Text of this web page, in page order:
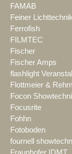
FAMAB
Feiner Lichttechnik
Ferrofish
FILMTEC
Fischer
Fischer Amps
flashlight
Flottmeier &
Focon
Focusrite
Fohhn
Fotoboden
fournell